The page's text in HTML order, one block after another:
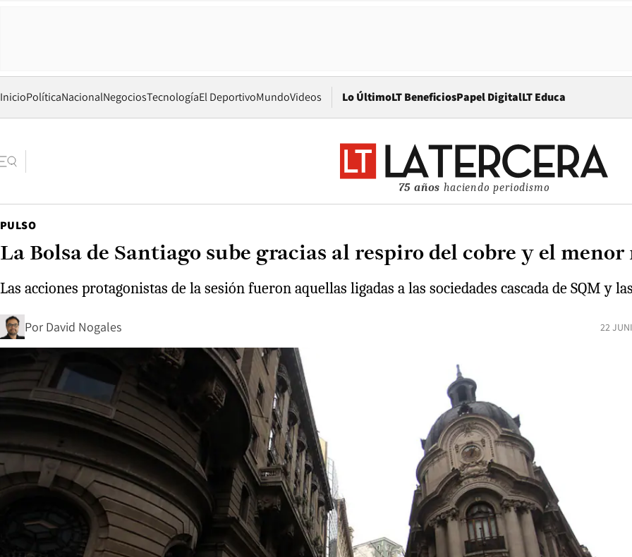
InicioPolíticaNacionalNegociosTecnologíaEl DeportivoMundoVideos Lo ÚltimoLT BeneficiosPapel DigitalOpens in new window
LT Educa
75 años haciendo periodismo
PULSO
La Bolsa de Santiago sube gracias al respiro del cobre y el
Las acciones protagonistas de la sesión fueron aquellas ligadas a las sociedades cascada de SQM y
Por David Nogales 22